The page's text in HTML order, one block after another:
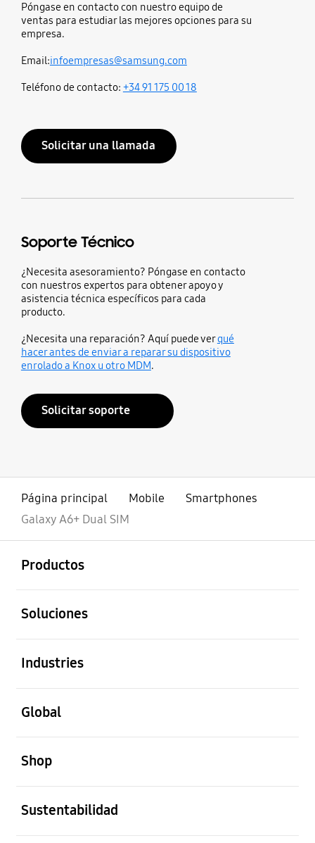
Póngase en contacto con nuestro equipo de
ventas para estudiar las mejores opciones para su
empresa.
Email:infoempresas@samsung.com
Teléfono de contacto: +34 91 175 00 18
Solicitar una llamada
Soporte Técnico
¿Necesita asesoramiento? Póngase en contacto
con nuestros expertos para obtener apoyo y
asistencia técnica específicos para cada
producto.
¿Necesita una reparación? Aquí puede verqué
hacer antes de enviar a reparar su dispositivo
enrolado a Knox u otro MDM.
Solicitar soporte
Página principal Mobile
Smartphones
Galaxy A6+ Dual SIM
Productos
Soluciones
Industries
Global
Shop
Sustentabilidad